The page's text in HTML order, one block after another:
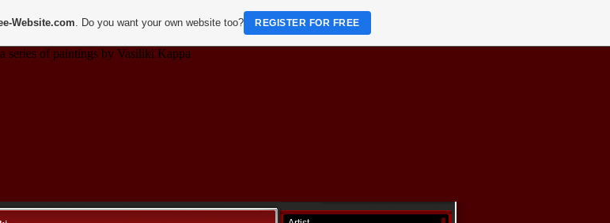
series of paintings by Vasiliki Kappa
Website.com. Do you want your own website too? REGISTER FOR FREE